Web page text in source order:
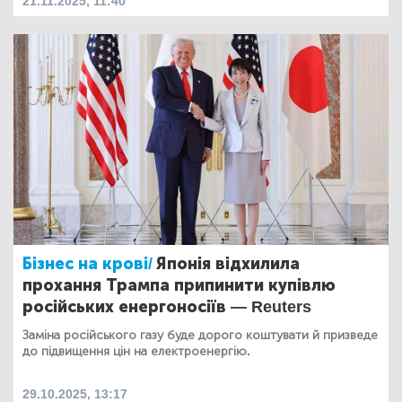
Бізнес на крові/Японія відхилила
прохання Трампа припинити купівлю
російських енергоносіїв — Reuters
Заміна російського газу буде дорого коштувати й призведе
до підвищення цін на електроенергію.
29.10.2025, 13:17